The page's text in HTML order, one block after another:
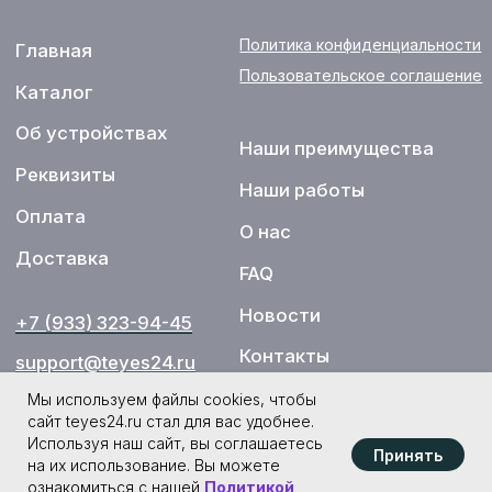
Мы используем файлы cookies, чтобы
сайт teyes24.ru стал для вас удобнее.
Используя наш сайт, вы соглашаетесь
на их использование. Вы можете
ознакомиться с нашей Политикой
Принять